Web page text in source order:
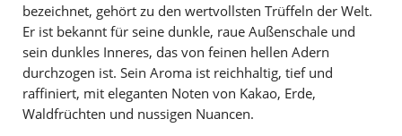
bezeichnet, gehört zu den wertvollsten Trüffeln der Welt.
Er ist bekannt für seine dunkle, raue Außenschale und
sein dunkles Inneres, das von feinen hellen Adern
durchzogen ist. Sein Aroma ist reichhaltig, tief und
raffiniert, mit eleganten Noten von Kakao, Erde,
Waldfrüchten und nussigen Nuancen.